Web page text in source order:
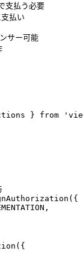
払う必要
払い
サー可能
} from